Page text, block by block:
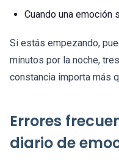
Cuando una emoción
Si estás empezando,
minutos por la noche,
constancia importa más
Errores
diario de